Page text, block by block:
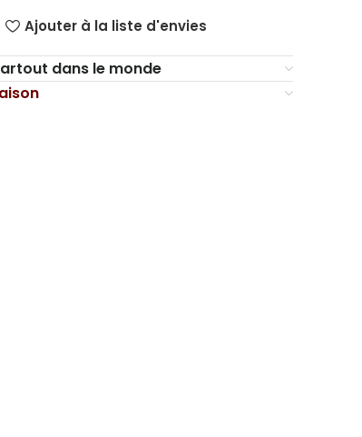
Ajouter à la liste d'envies
dans le monde